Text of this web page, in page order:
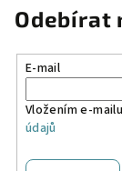
Odebírat
E-mail
Vložením e-
údajů